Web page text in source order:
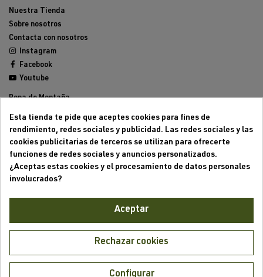
Nuestra Tienda
Sobre nosotros
Contacta con nosotros
Instagram
Facebook
Youtube
Ropa de Montaña
Mochilas de montaña
Equipamiento de Montaña
Trailrunning
Outlet
Condiciones generales de venta
Política de cookies
Esta tienda te pide que aceptes cookies para fines de
rendimiento, redes sociales y publicidad. Las redes sociales y las
cookies publicitarias de terceros se utilizan para ofrecerte
funciones de redes sociales y anuncios personalizados.
¿Aceptas estas cookies y el procesamiento de datos personales
involucrados?
Aceptar
Rechazar cookies
Configurar